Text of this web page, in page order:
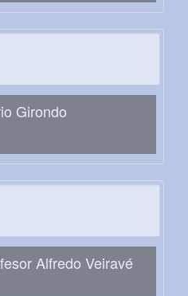
Girondo
Alfredo Veiravé